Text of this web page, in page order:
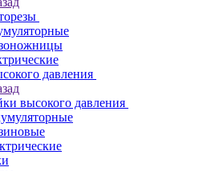
давления
высокого давления